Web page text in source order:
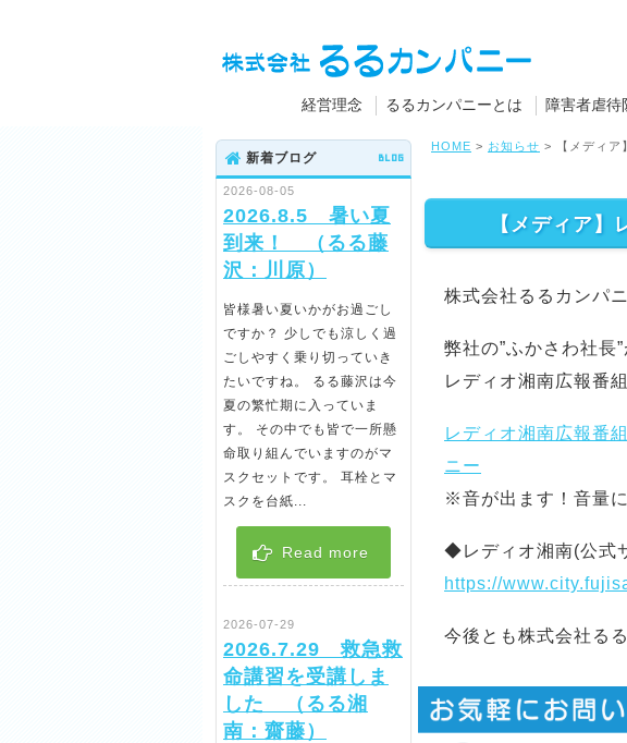
経営理念 るるカンパニーとは 障害者虐待
HOME > お知らせ > 【メディ
【メディア
株式会社るるカンパ
弊社の”ふかさわ社長
レディオ湘南広報番
レディオ湘南広報番
ニー
※音が出ます！音量
◆レディオ湘南(公式
https://
今後とも株式会社る
新着ブログ BLOG
2026-08-05
2026.8.5 暑い夏
到来！ （るる藤
沢：川原）
皆様暑い夏いかがお過ごし
ですか？ 少しでも涼しく過
ごしやすく乗り切っていき
たいですね。 るる藤沢は今
夏の繁忙期に入っていま
す。 その中でも皆で一所懸
命取り組んでいますのがマ
スクセットです。 耳栓とマ
スクを台紙...
Read more
2026-07-29
2026.7.29 救急救
命講習を受講しま
した （るる湘
南：齋藤）